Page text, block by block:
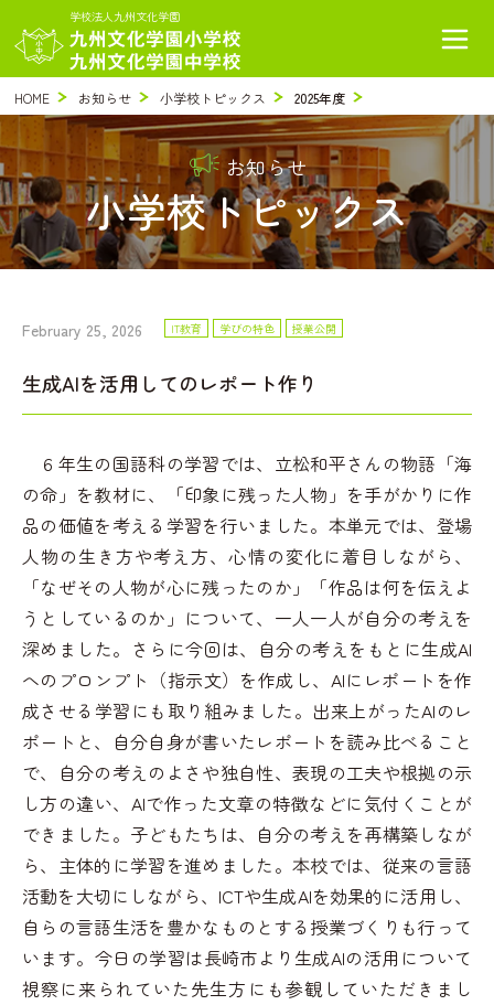
学校法人九州文化学園
HOME お知らせ 小学校トピックス 2025年度
お知らせ
小学校トピックス
February 25, 2026 IT教育 学びの特色 授業公開
生成AIを活用してのレポート作り
６年生の国語科の学習では、立松和平さんの物語「海
の命」を教材に、「印象に残った人物」を手がかりに作
品の価値を考える学習を行いました。本単元では、登場
人物の生き方や考え方、心情の変化に着目しながら、
「なぜその人物が心に残ったのか」「作品は何を伝えよ
うとしているのか」について、一人一人が自分の考えを
深めました。さらに今回は、自分の考えをもとに生成AI
へのプロンプト（指示文）を作成し、AIにレポートを作
成させる学習にも取り組みました。出来上がったAIのレ
ポートと、自分自身が書いたレポートを読み比べること
で、自分の考えのよさや独自性、表現の工夫や根拠の示
し方の違い、AIで作った文章の特徴などに気付くことが
できました。子どもたちは、自分の考えを再構築しなが
ら、主体的に学習を進めました。本校では、従来の言語
活動を大切にしながら、ICTや生成AIを効果的に活用し、
自らの言語生活を豊かなものとする授業づくりも行って
います。今日の学習は長崎市より生成AIの活用について
視察に来られていた先生方にも参観していただきまし